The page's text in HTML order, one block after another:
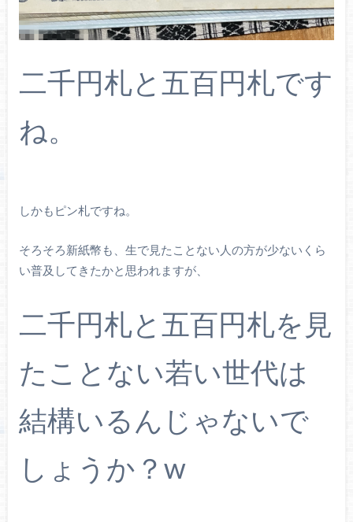
二千円札と五百円札です
ね。
しかもピン札ですね。
そろそろ新紙幣も、生で見たことない人の方が少ないくら
い普及してきたかと思われますが、
二千円札と五百円札を見
たことない若い世代は
結構いるんじゃないで
しょうか？w